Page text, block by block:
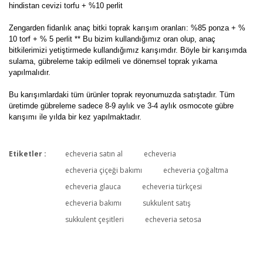
hindistan cevizi torfu + %10 perlit
Zengarden fidanlık anaç bitki toprak karışım oranları: %85 ponza + %
10 torf + % 5 perlit ** Bu bizim kullandığımız oran olup, anaç
bitkilerimizi yetiştirmede kullandığımız karışımdır. Böyle bir karışımda
sulama, gübreleme takip edilmeli ve dönemsel toprak yıkama
yapılmalıdır.
Bu karışımlardaki tüm ürünler toprak reyonumuzda satıştadır. Tüm
üretimde gübreleme sadece 8-9 aylık ve 3-4 aylık osmocote gübre
karışımı ile yılda bir kez yapılmaktadır.
Bu ürüne ilk yorumu siz yapın!
Yorum Yaz
Etiketler : echeveria satın al
echeveria
echeveria çiçeği bakımı
echeveria çoğaltma
echeveria glauca
echeveria türkçesi
echeveria bakımı
sukkulent satış
sukkulent çeşitleri
echeveria setosa